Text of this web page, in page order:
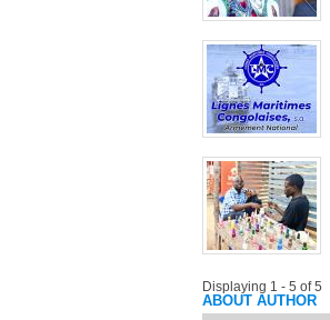
Displaying 1 - 5 of 5
ABOUT AUTHOR